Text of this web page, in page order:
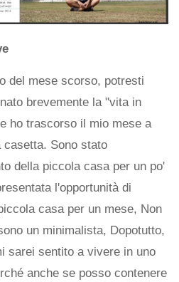
del mese scorso, potresti
brevemente la "vita in
ho trascorso il mio mese a
casetta. Sono stato
della piccola casa per un po'
l'opportunità di
casa per un mese, Non
un minimalista, Dopotutto,
sarei sentito a vivere in uno
anche se posso contenere